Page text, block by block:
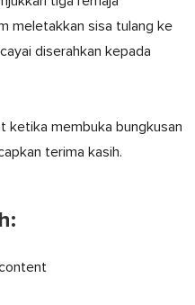
meletakkan sisa tulang ke
diserahkan kepada
ketika membuka bungkusan
terima kasih.